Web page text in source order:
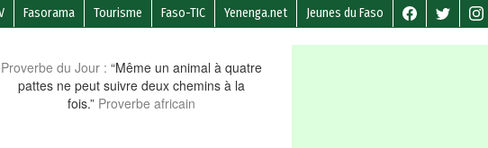
Fasorama Tourisme Faso-TIC Yenenga.net Jeunes du Faso
Proverbe du Jour : “Même un animal à quatre
pattes ne peut suivre deux chemins à la
fois.” Proverbe africain